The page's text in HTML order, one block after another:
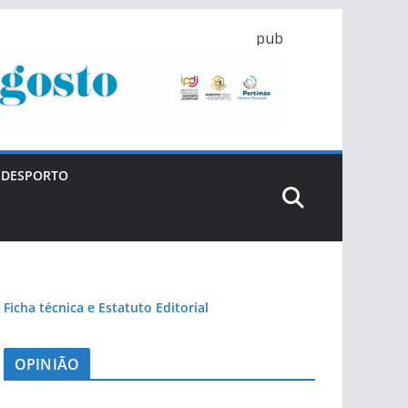
pub
DESPORTO
Ficha técnica e Estatuto Editorial
OPINIÃO